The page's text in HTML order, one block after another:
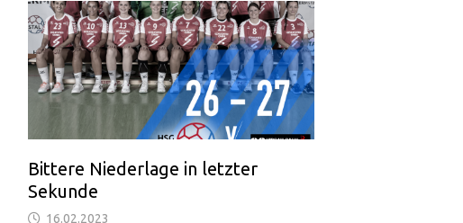
Bittere Niederlage in letzter
Sekunde
16.02.2023